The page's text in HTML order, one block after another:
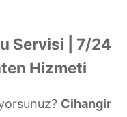
Servisi | 7/24
Hizmeti
Cihangir